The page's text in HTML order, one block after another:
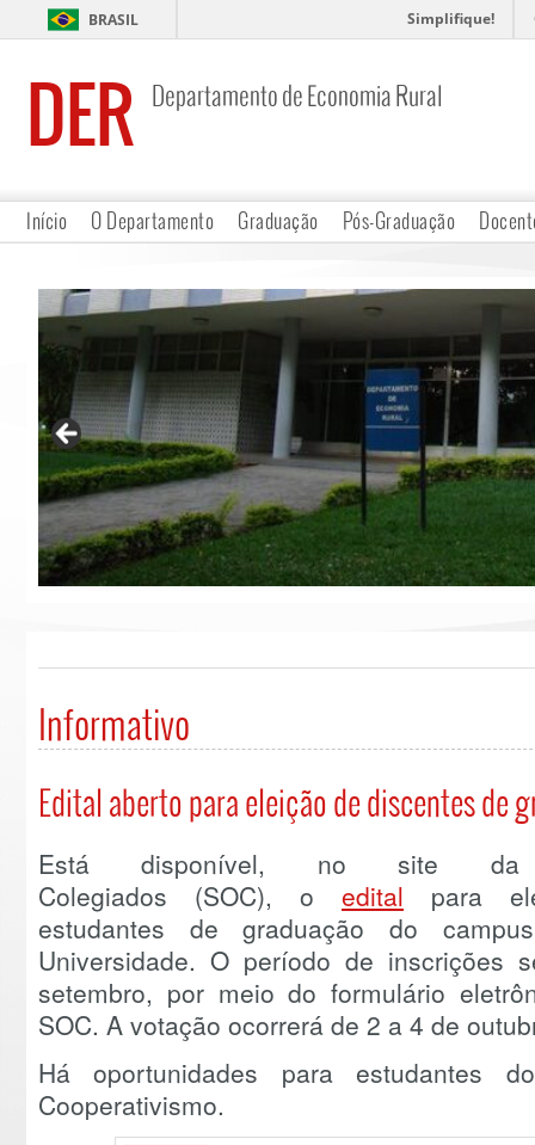
BRASIL Simplifique!
DER Departamento de Economia Rural
Início O Departamento Graduação Pós-Graduação
Informativo
Edital aberto para eleição de discentes de
Está disponível, no site da
Colegiados (SOC), o edital para
estudantes de graduação do
Universidade. O período de
setembro, por meio do formulário
SOC. A votação ocorrerá de 2 a 4 de
Há oportunidades para estudantes
Cooperativismo.